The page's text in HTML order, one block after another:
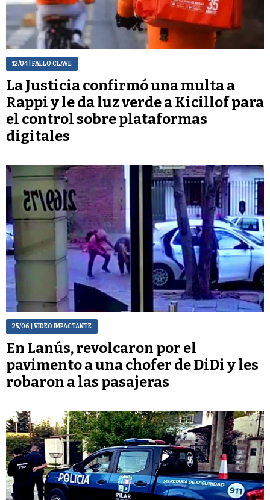
12/04| FALLO CLAVE
La Justicia confirmó una multa a
Rappi y le da luz verde a Kicillof para
el control sobre plataformas
digitales
25/06 | VIDEO IMPACTANTE
En Lanús, revolcaron por el
pavimento a una chofer de DiDi y les
robaron a las pasajeras